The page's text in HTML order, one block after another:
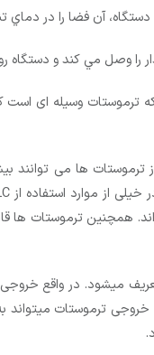
آن فضا را در دماي
ترموستات ها می توانند
می­شود. در واقع